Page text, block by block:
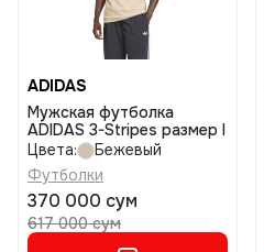
ADIDAS
Мужская футболка
ADIDAS 3-Stripes размер l
Цвета:
Бежевый
Футболки
370 000 сум
617 000 сум